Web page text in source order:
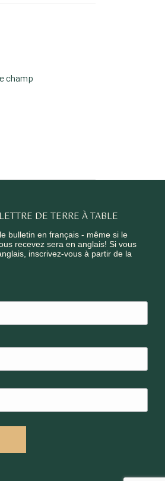
champ
DE TERRE À TABLE
bulletin en français - même si le
recevez sera en anglais! Si vous
inscrivez-vous à partir de la